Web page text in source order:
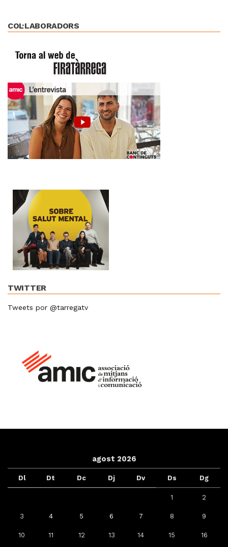
COL·LABORADORS
TWITTER
Tweets por @tarregatv
agost 2026
Dl Dt Dc Dj Dv Ds Dg
1 2
3 4 5 6 7 8 9
10 11 12 13 14 15 16